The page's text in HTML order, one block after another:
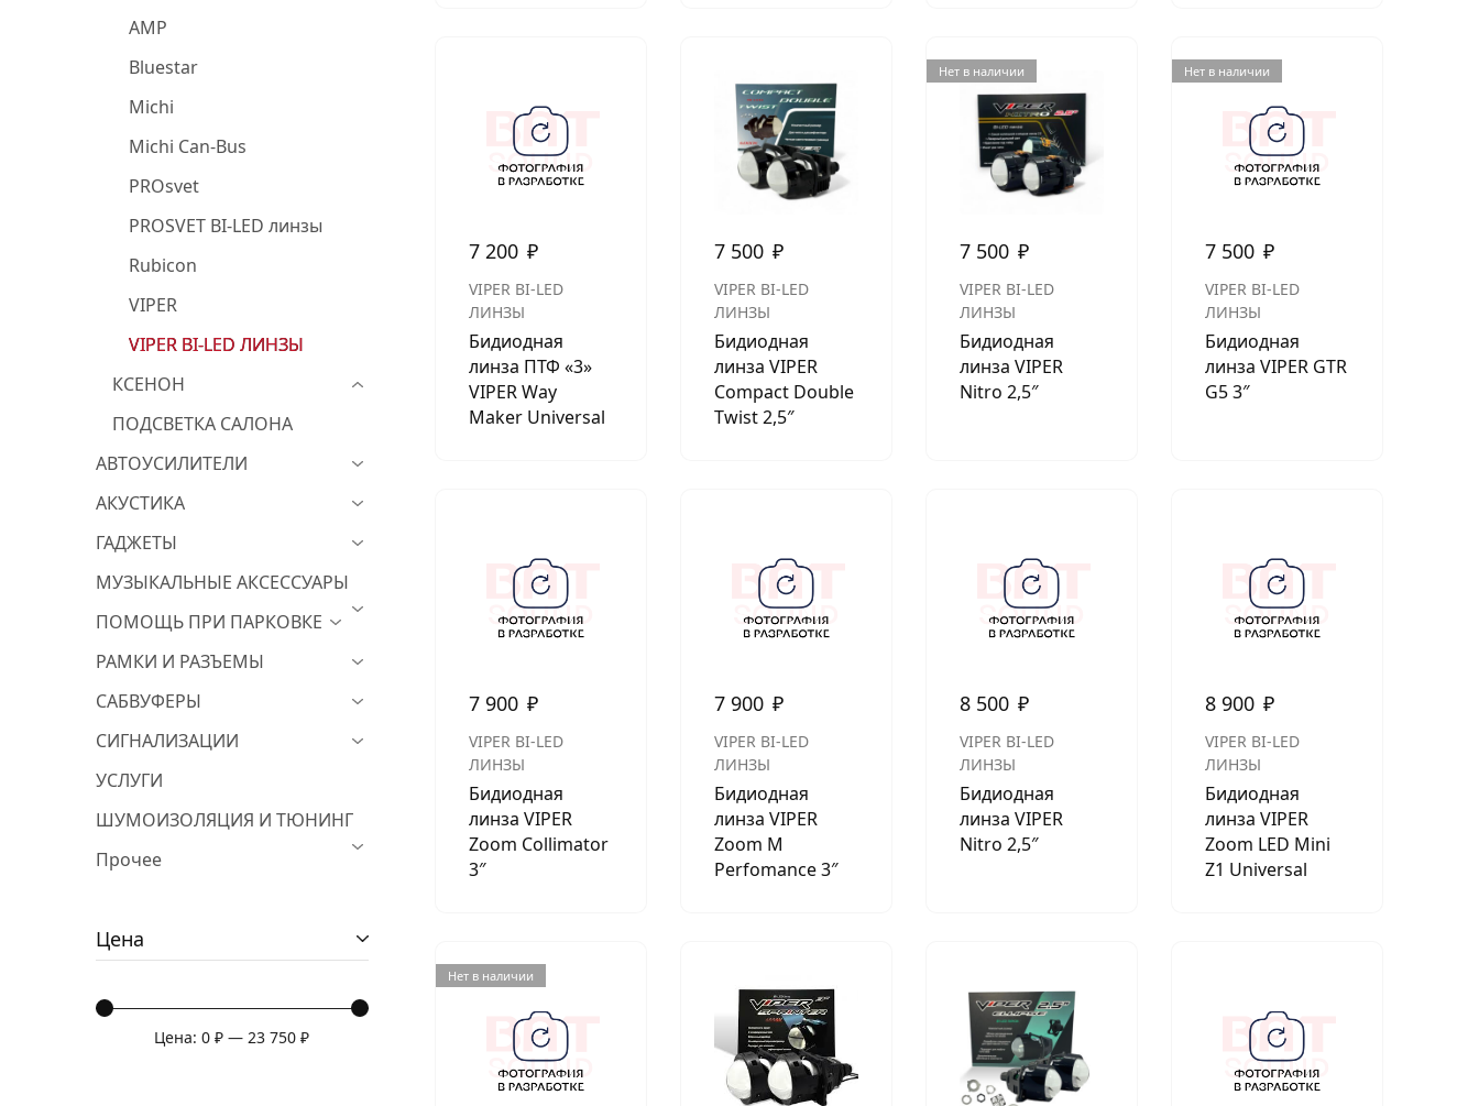
7 200 ₽
VIPER BI-LED
ЛИНЗЫ
Бидиодная
линза ПТФ «3»
VIPER Way
Maker Universal
7 500 ₽
VIPER BI-LED
ЛИНЗЫ
Бидиодная
линза VIPER
Compact Double
Twist 2,5″
Нет в наличии
7 500 ₽
VIPER BI-LED
ЛИНЗЫ
Бидиодная
линза VIPER
Nitro 2,5″
Нет в наличии
7 500 ₽
VIPER BI-LED
ЛИНЗЫ
Бидиодная
линза VIPER GTR
G5 3″
7 900 ₽
VIPER BI-LED
ЛИНЗЫ
Бидиодная
линза VIPER
Zoom Collimator
3″
7 900 ₽
VIPER BI-LED
ЛИНЗЫ
Бидиодная
линза VIPER
Zoom M
Perfomance 3″
8 500 ₽
VIPER BI-LED
ЛИНЗЫ
Бидиодная
линза VIPER
Nitro 2,5″
8 900 ₽
VIPER BI-LED
ЛИНЗЫ
Бидиодная
линза VIPER
Zoom LED Mini
Z1 Universal
Нет в наличии
AMP
Bluestar
Michi
Michi Can-Bus
PROsvet
PROSVET BI-LED линзы
Rubicon
VIPER
VIPER BI-LED ЛИНЗЫ
КСЕНОН
ПОДСВЕТКА САЛОНА
АВТОУСИЛИТЕЛИ
АКУСТИКА
ГАДЖЕТЫ
МУЗЫКАЛЬНЫЕ АКСЕССУАРЫ
ПОМОЩЬ ПРИ ПАРКОВКЕ
РАМКИ И РАЗЪЕМЫ
САБВУФЕРЫ
СИГНАЛИЗАЦИИ
УСЛУГИ
ШУМОИЗОЛЯЦИЯ И ТЮНИНГ
Прочее
Цена
Цена:0 ₽ —23 750 ₽